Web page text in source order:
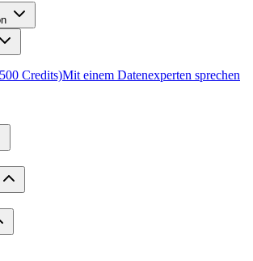
Credits)Mit einem Datenexperten sprechen